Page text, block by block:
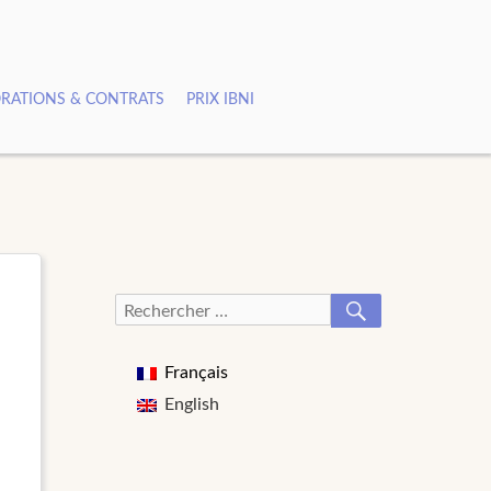
& CONTRATS PRIX IBNI
Recherche
Français
English